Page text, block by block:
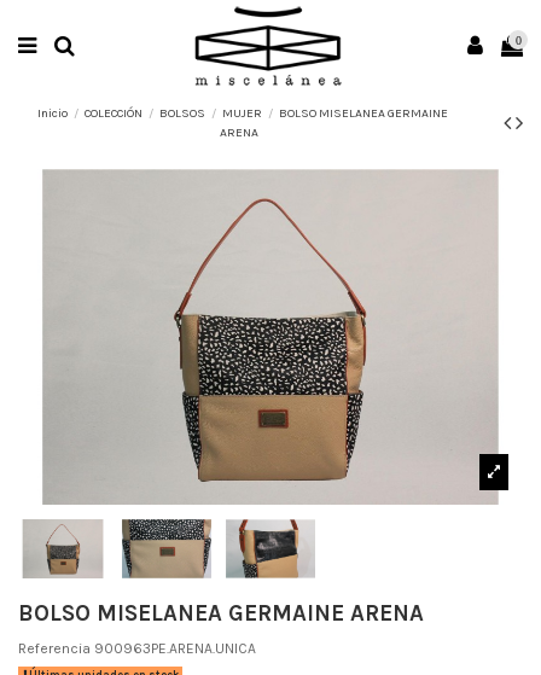
0
Inicio COLECCIÓN BOLSOS MUJER
BOLSO MISELANEA GERMAINE
ARENA
BOLSO MISELANEA GERMAINE ARENA
Referencia 900963PE.ARENA.UNICA